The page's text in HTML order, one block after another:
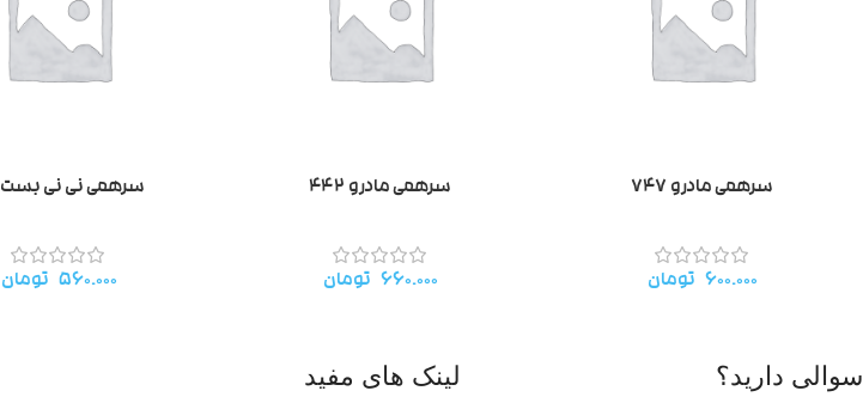
سرهمی مادرو ۷۴۷
۶۰۰.۰۰۰ تومان
سرهمی مادرو ۴۴۲
۶۶۰.۰۰۰ تومان
سرهمی نی نی بست ۵۱۱
۵۶۰.۰۰۰ تومان
سوالی دارید؟ لینک های مفید